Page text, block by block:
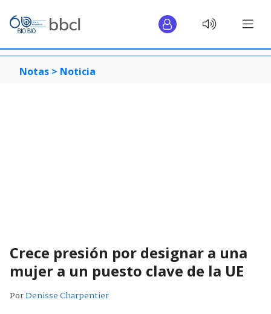
Notas > Noticia
Crece presión por designar a una
mujer a un puesto clave de la UE
PorDenisse Charpentier